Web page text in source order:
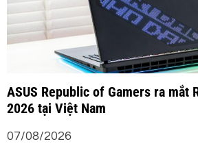
ASUS Republic of Gamers ra mắt
2026 tại Việt Nam
07/08/2026